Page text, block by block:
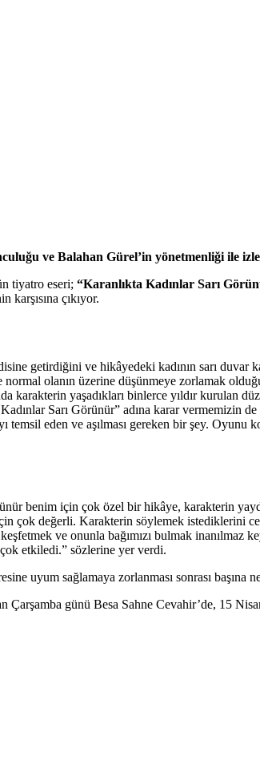
ve Balahan Gürel’in yönetmenliği ile
tiyatro eseri; “Karanlıkta Kadınlar Sarı
çıkıyor.
getirdiğini ve hikâyedeki kadının sarı duvar
olanın üzerine düşünmeye zorlamak
karakterin yaşadıkları binlerce yıldır kurulan
Sarı Görünür” adına karar vermemizin
temsil eden ve aşılması gereken bir şey.
benim için çok özel bir hikâye, karakterin
çok değerli. Karakterin söylemek istediklerini
ve onunla bağımızı bulmak inanılmaz
çok etkiledi.” sözlerine yer verdi.
uyum sağlamaya zorlanması sonrası başına
Çarşamba günü Besa Sahne Cevahir’de, 15